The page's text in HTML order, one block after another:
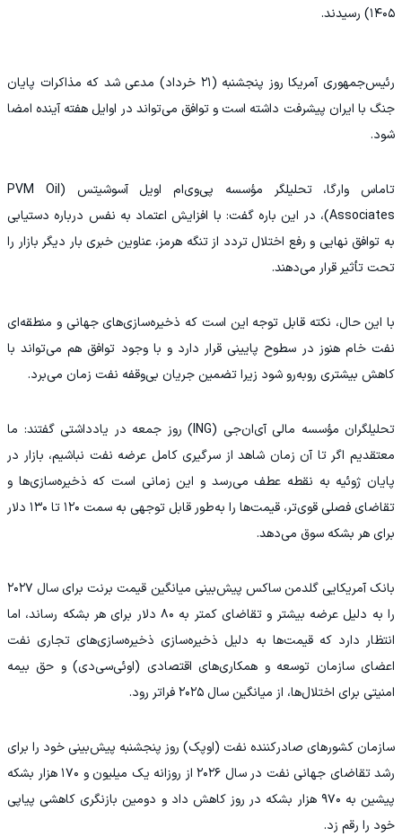
۱۴۰۵) رسیدند.
رئیس‌جمهوری آمریکا روز پنجشنبه (۲۱ خرداد) مدعی شد که مذاکرات پایان
جنگ با ایران پیشرفت داشته است و توافق می‌تواند در اوایل هفته آینده امضا
شود.
تاماس وارگا، تحلیلگر مؤسسه پی‌وی‌ام اویل آسوشیتس (PVM Oil
Associates)، در این باره گفت: با افزایش اعتماد به نفس درباره دستیابی
به توافق نهایی و رفع اختلال تردد از تنگه هرمز، عناوین خبری بار دیگر بازار را
تحت تأثیر قرار می‌دهند.
با این حال، نکته قابل توجه این است که ذخیره‌سازی‌های جهانی و منطقه‌ای
نفت خام هنوز در سطوح پایینی قرار دارد و با وجود توافق هم می‌تواند با
کاهش بیشتری روبه‌رو شود زیرا تضمین جریان بی‌وقفه نفت زمان می‌برد.
تحلیلگران مؤسسه مالی آی‌ان‌جی (ING) روز جمعه در یادداشتی گفتند: ما
معتقدیم اگر تا آن زمان شاهد از سرگیری کامل عرضه نفت نباشیم، بازار در
پایان ژوئیه به نقطه عطف می‌رسد و این زمانی است که ذخیره‌سازی‌ها و
تقاضای فصلی قوی‌تر، قیمت‌ها را به‌طور قابل توجهی به سمت ۱۲۰ تا ۱۳۰ دلار
برای هر بشکه سوق می‌دهد.
بانک آمریکایی گلدمن ساکس پیش‌بینی میانگین قیمت برنت برای سال ۲۰۲۷
را به دلیل عرضه بیشتر و تقاضای کمتر به ۸۰ دلار برای هر بشکه رساند، اما
انتظار دارد که قیمت‌ها به دلیل ذخیره‌سازی ذخیره‌سازی‌های تجاری نفت
اعضای سازمان توسعه و همکاری‌های اقتصادی (اوئی‌سی‌دی) و حق بیمه
امنیتی برای اختلال‌ها، از میانگین سال ۲۰۲۵ فراتر رود.
سازمان کشورهای صادرکننده نفت (اوپک) روز پنجشنبه پیش‌بینی خود را برای
رشد تقاضای جهانی نفت در سال ۲۰۲۶ از روزانه یک میلیون و ۱۷۰ هزار بشکه
پیشین به ۹۷۰ هزار بشکه در روز کاهش داد و دومین بازنگری کاهشی پیاپی
خود را رقم زد.